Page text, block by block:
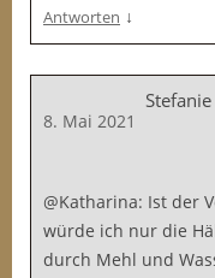
Antworten ↓
Stefanie
8. Mai 2021
@Katharina: Ist der
würde ich nur die
durch Mehl und